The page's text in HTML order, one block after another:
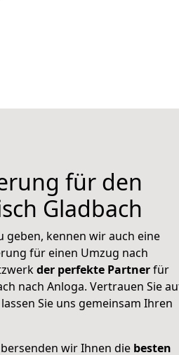
für den
Gladbach
geben, kennen wir auch eine
für einen Umzug nach
der perfekte Partnerfür
nach Anloga. Vertrauen Sie
Sie uns gemeinsam Ihren
wir Ihnen die besten